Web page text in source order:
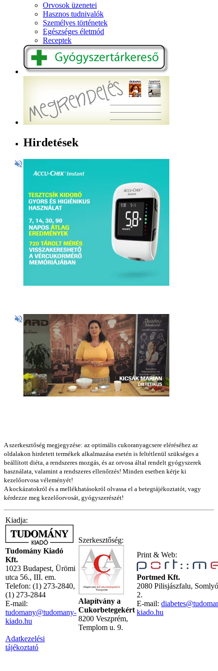
Orvosok üzenetei
Hasznos tudnivalók
Személyes történetek
Egészséges életmód
Receptek
Hirdetések
A szerkesztőség megjegyzése: az optimális cukoranyagcsere eléréséhez az
oldalakon hirdetett termékek alkalmazása esetén is feltétlenül szükséges a
beállított diéta, a rendszeres mozgás, és az orvosa által rendelt gyógyszerek
használata, valamint a rendszeres ellenőrzés! Minden esetben kérje ki
kezelőorvosa véleményét!
A kockázatokról és a mellékhatásokról olvassa el a betegtájékoztatót, vagy
kérdezze meg kezelőorvosát, gyógyszerészét!
Kiadja:
Tudomány Kiadó
Kft.
1023 Budapest, Ürömi
utca 56., III. em.
Telefon: (1) 273-2840,
(1) 273-2844
E-mail:
tudomany@tudomany-
kiado.hu
Adatkezelési
tájékoztató
Szerkesztőség:
Alapítvány a
Cukorbetegekért
8200 Veszprém,
Templom u. 9.
Print & Web:
Portmed Kft.
2080 Pilisjászfalu,
2.
E-mail:
kiado.hu